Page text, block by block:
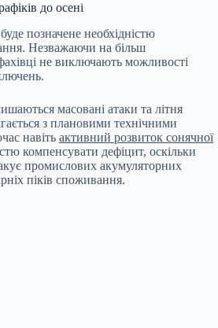
до осені
позначене необхідністю
Незважаючи на більш
не виключають можливості
масовані атаки та літня
з плановими технічними
навіть активний розвиток сонячної
компенсувати дефіцит, оскільки
промислових акумуляторних
піків споживання.